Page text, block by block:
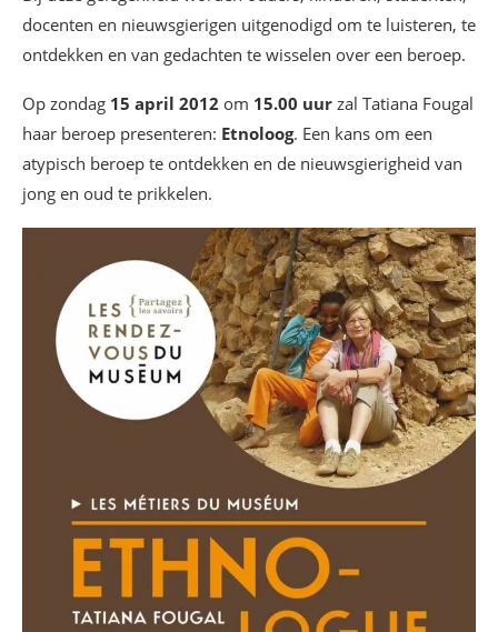
docenten en nieuwsgierigen uitgenodigd om te luisteren, te
ontdekken en van gedachten te wisselen over een beroep.
Op zondag 15 april 2012 om 15.00 uur zal Tatiana Fougal
haar beroep presenteren: Etnoloog. Een kans om een
atypisch beroep te ontdekken en de nieuwsgierigheid van
jong en oud te prikkelen.